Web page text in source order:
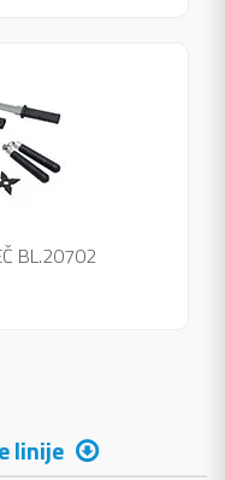
BL.20702
linije